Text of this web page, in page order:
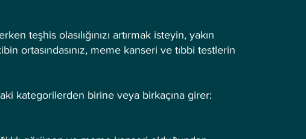
teşhis olasılığınızı artırmak isteyin, yakın
ortasındasınız, meme kanseri ve tıbbi testlerin
kategorilerden birine veya birkaçına girer: